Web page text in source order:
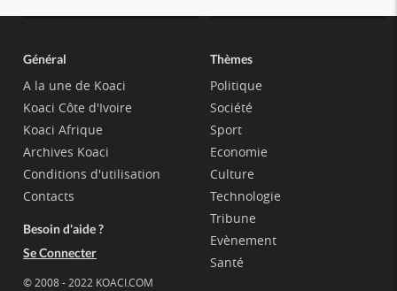
Général
A la une de Koaci
Koaci Côte d'Ivoire
Koaci Afrique
Archives Koaci
Conditions d'utilisation
Contacts
Besoin d'aide ?
Se Connecter
© 2008 - 2022 KOACI.COM
Thèmes
Politique
Société
Sport
Economie
Culture
Technologie
Tribune
Evènement
Santé